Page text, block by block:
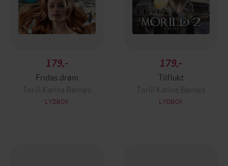
179,-
Fridas drøm
Torill Karina Børnes
LYDBOK
179,-
Tilflukt
Torill Karina Børnes
LYDBOK